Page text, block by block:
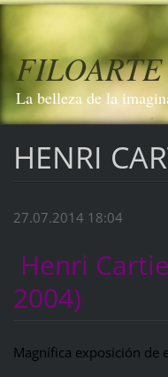
FILOARTE
La belleza de la
HENRI
27.07.2014 18:04
Henri
2004)
Magnífica exposición de